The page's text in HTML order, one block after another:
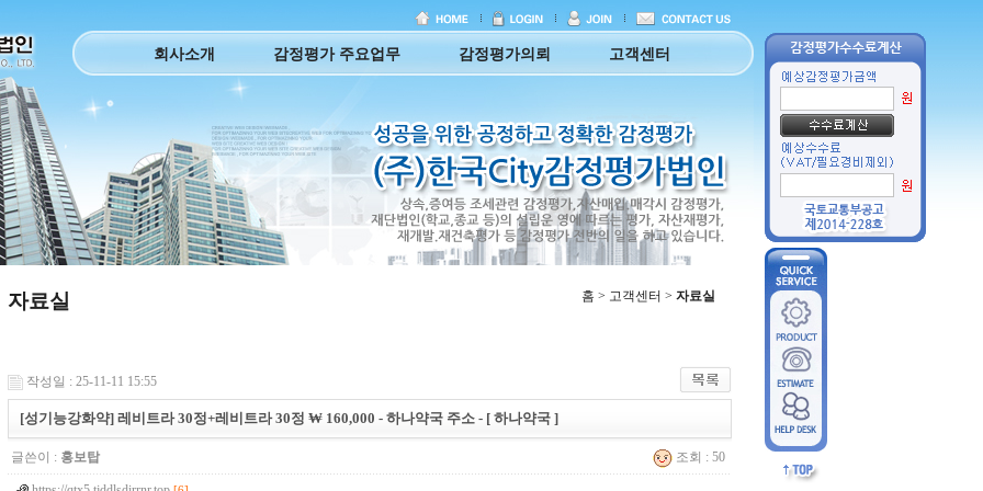
회사소개 감정평가 주요업무 감정평가의뢰 고객센터
자료실 홈 > 고객센터 > 자료실
작성일 : 25-11-11 15:55
[성기능강화약] 레비트라 30정+레비트라 30정 ₩ 160,000 - 하나약국 주소 - [ 하나약국 ]
글쓴이 : 홍보탑 조회 : 50